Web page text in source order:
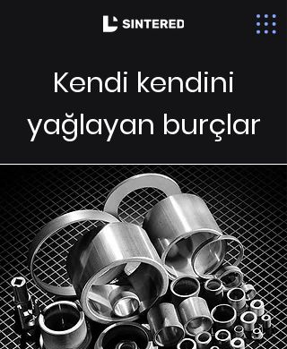
Kendi kendini
yağlayan burçlar